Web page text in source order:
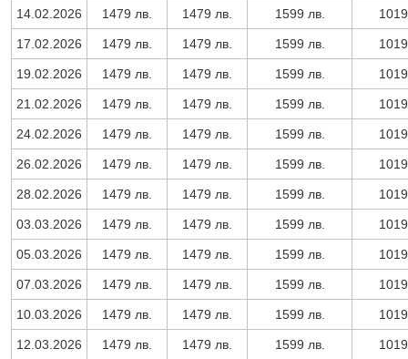
14.02.2026 1479 лв. 1479 лв. 1599 лв.
17.02.2026 1479 лв. 1479 лв. 1599 лв.
19.02.2026 1479 лв. 1479 лв. 1599 лв.
21.02.2026 1479 лв. 1479 лв. 1599 лв.
24.02.2026 1479 лв. 1479 лв. 1599 лв.
26.02.2026 1479 лв. 1479 лв. 1599 лв.
28.02.2026 1479 лв. 1479 лв. 1599 лв.
03.03.2026 1479 лв. 1479 лв. 1599 лв.
05.03.2026 1479 лв. 1479 лв. 1599 лв.
07.03.2026 1479 лв. 1479 лв. 1599 лв.
10.03.2026 1479 лв. 1479 лв. 1599 лв.
12.03.2026 1479 лв. 1479 лв. 1599 лв.